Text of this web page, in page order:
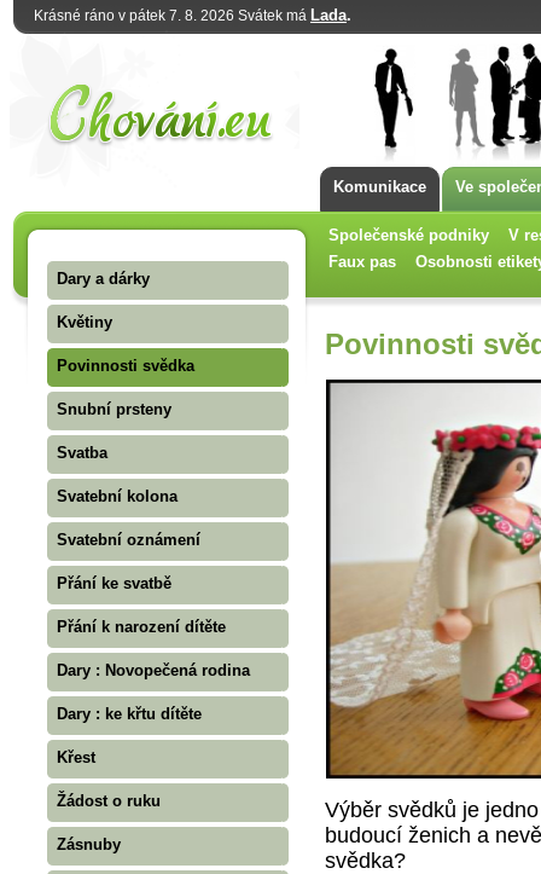
Krásné ráno v pátek 7. 8. 2026 Svátek má Lada.
Komunikace Ve
Společenské podniky
V
Faux pas
Osobnosti
Dary a dárky
Květiny
Povinnosti svědka
Snubní prsteny
Svatba
Svatební kolona
Svatební oznámení
Přání ke svatbě
Přání k narození dítěte
Dary : Novopečená rodina
Dary : ke křtu dítěte
Křest
Žádost o ruku
Zásnuby
Povinnosti
Výběr svědků je
budoucí ženich a
svědka?